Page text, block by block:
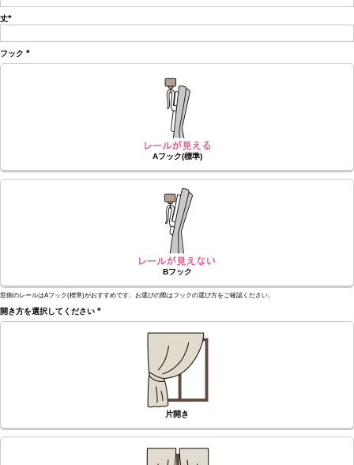
須)
丈
須)
フック
(必
Aフック(標準)
Bフック
窓側のレールはAフック(標準)がおすすめです。お選びの際はフックの選び方をご確認ください。
開き方を選択してください
(必
片開き